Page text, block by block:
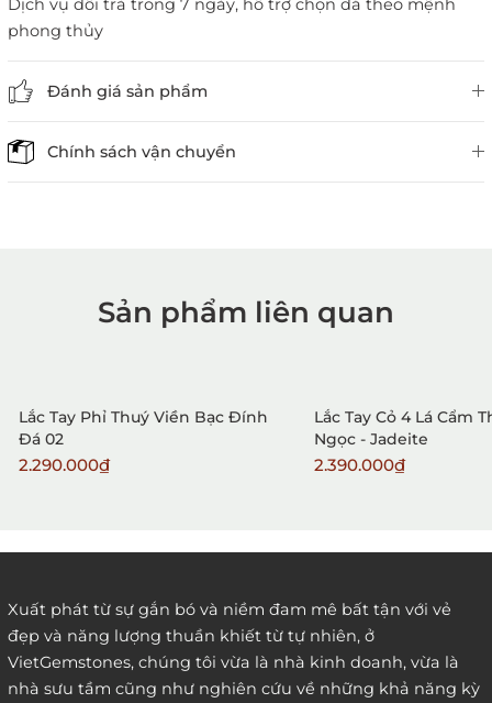
Dịch vụ đổi trả trong 7 ngày, hỗ trợ chọn đá theo mệnh
phong thủy
Đánh giá sản phẩm
Chính sách vận chuyển
1. Mua hàng trực tiếp tại VietGemstones
3. Đặt hàng thông quaemail hay chat trực tiếp với
chúng tôi:
Sản phẩm liên quan
Lắc Tay Phỉ Thuý Viền Bạc Đính
Đá 02
2.290.000₫
Lắc Tay Cỏ 4 Lá Cẩm
Ngọc - Jadeite
2.390.000₫
Xuất phát từ sự gắn bó và niềm đam mê bất tận với vẻ
đẹp và năng lượng thuần khiết từ tự nhiên, ở
VietGemstones, chúng tôi vừa là nhà kinh doanh, vừa là
nhà sưu tầm cũng như nghiên cứu về những khả năng kỳ